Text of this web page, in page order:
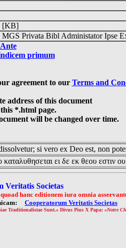
Privata Bibl Administator Ipse
Ante
primum
agreement to our Terms and
address of this document
*.html page.
will be changed over time.
si vero ex Deo est, non
ει δε εκ θεου εστιν
Veritatis Societas
hanc editionem iura omnia
Cooperatorum Veritatis Societas
Traditionalistae Sunt.» Divus Pius X Papa: «Notre